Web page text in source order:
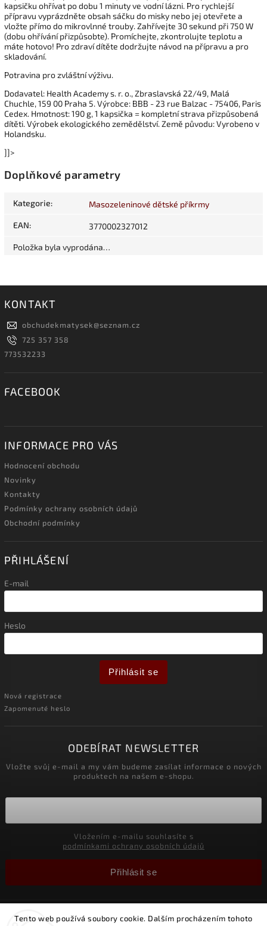
Tento web používá soubory cookie. Dalším procházením tohoto
kapsičku ohřívat po dobu 1 minuty ve vodní lázni. Pro rychlejší
přípravu vyprázdněte obsah sáčku do misky nebo jej otevřete a
vložte přímo do mikrovlnné trouby. Zahřívejte 30 sekund při 750 W
(dobu ohřívání přizpůsobte). Promíchejte, zkontrolujte teplotu a
máte hotovo! Pro zdraví dítěte dodržujte návod na přípravu a pro
skladování.
Potravina pro zvláštní výživu.
Dodavatel: Health Academy s. r. o., Zbraslavská 22/49, Malá
Chuchle, 159 00 Praha 5. Výrobce: BBB - 23 rue Balzac - 75406, Paris
Cedex. Hmotnost: 190 g, 1 kapsička = kompletní strava přizpůsobená
dítěti. Výrobek ekologického zemědělství. Země původu: Vyrobeno v
Holandsku.
]]>
Doplňkové parametry
Kategorie: Masozeleninové dětské příkrmy
EAN: 3770002327012
Položka byla vyprodána…
KONTAKT
obchudekmatysek@seznam.cz
725 357 358
773532233
FACEBOOK
INFORMACE PRO VÁS
Hodnocení obchodu
Novinky
Kontakty
Podmínky ochrany osobních údajů
Obchodní podmínky
PŘIHLÁŠENÍ
E-mail
Heslo
Přihlásit se
Nová registrace
Zapomenuté heslo
ODEBÍRAT NEWSLETTER
Vložte svůj e-mail a my vám budeme zasílat informace o nových
produktech na našem e-shopu.
podmínkami ochrany osobních údajů
Přihlásit se
Copyright 2026Obchůdek Matýsek s.r.o. Všechna práva